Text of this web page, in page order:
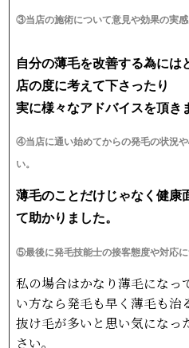
③当店の施術について意見や効果の実感
自分の薄毛を改善する為には
店の度に考えて下さったり
実に様々なアドバイスを頂き
④当店に通い始めてからの発毛の状況
い。
薄毛のことだけじゃなく健康
て助かりました。
⑤最後に発毛技能士の接客態度や対応に
私の場合はかなり薄毛になっ
い方なら発毛も早く薄毛も治
抜け毛が多いと思い気になっ
さい。